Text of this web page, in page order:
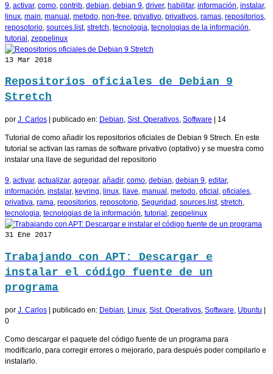
9 activar, como contrib debian debian 9 driver, habilitar, información instalar,
linux main manual metodo non-free privativo privativos ramas repositorios
reposotorio sources.list, stretch tecnologia tecnologias de la información
tutorial zeppelinux
13 Mar 2018
Repositorios oficiales de Debian 9
Stretch
por J. Carlos publicado en: Debian, Sist. Operativos, Software 14
Tutorial de como añadir los repositorios oficiales de Debian 9 Strech. En este
tutorial se activan las ramas de software privativo (optativo) y se muestra como
instalar una llave de seguridad del repositorio
9, activar, actualizar, agregar, añadir, como, debian, debian 9, editar,
información, instalar, keyring, linux, llave, manual , metodo, oficial , oficiales,
privativa, rama, repositorios, reposotorio, Seguridad , sources.list, stretch,
tecnologia, tecnologias de la información, tutorial , zeppelinux
31 Ene 2017
Trabajando con APT: Descargar e
instalar el código fuente de un
programa
por J. Carlos publicado en: Debian, Linux, Sist. Operativos, Software, Ubuntu
0
Como descargar el paquete del código fuente de un programa para
modificarlo, para corregir errores o mejorarlo, para después poder compilarlo e
instalarlo.